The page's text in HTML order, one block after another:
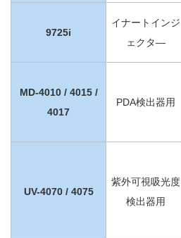
9725i
イナートインジ
ェクタ―
MD-4010 / 4015 /
4017
PDA検出器用
UV-4070 / 4075
紫外可視吸光度
検出器用